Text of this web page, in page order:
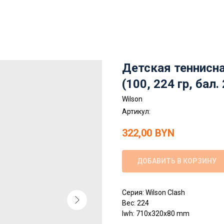
Детская
(100, 224 гр,
Wilson
Артикул:
322,00 BYN
ДОБАВИТЬ В КОРЗИНУ
Серия: Wilson Clash
Вес: 224
lwh: 710x320x80 mm